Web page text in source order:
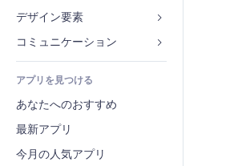
リスティング広告
メール
コンバージョン
販売ボタン
会計
クーポン・特典
倉庫管理ソリューション
ドロップシッピング
イベント
レストラン
不動産
ブッキング
ギャラリー
音楽
ポッドキャスト
写真
動画
PDF
ファイル共有
デザイン要素
マップ・ナビ
プライバシー・セキュリティ
時計
ページテンプレート
画像効果
ボタン・メニュー
フォーム
ブログ
投票
チャット
コメント
アプリを見つける
あなたへのおすすめ
最新アプリ
今月の人気アプリ